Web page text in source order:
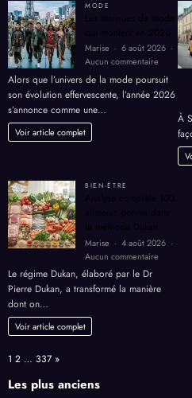
MODE
Les marques de mode
qui montent en 2026
Marise
6 août 2026
Aucun commentaire
Les
marques
de
montent
Alors que l’univers de la mode poursuit
son évolution effervescente, l’année 2026
s’annonce comme une…
Voir article complet
À
BIEN-ËTRE
Analyse complète 100
aliments permis dans
la méthode Dukan
Marise
4 août 2026
Aucun commentaire
100
Le régime Dukan, élaboré par le Dr
Pierre Dukan, a transformé la manière
dont on…
Voir article complet
Page:
1 2 … 337 Next
»
Les plus anciens